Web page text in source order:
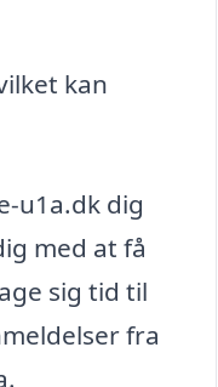
kan
u1a.dk dig
med at få
sig tid til
fra